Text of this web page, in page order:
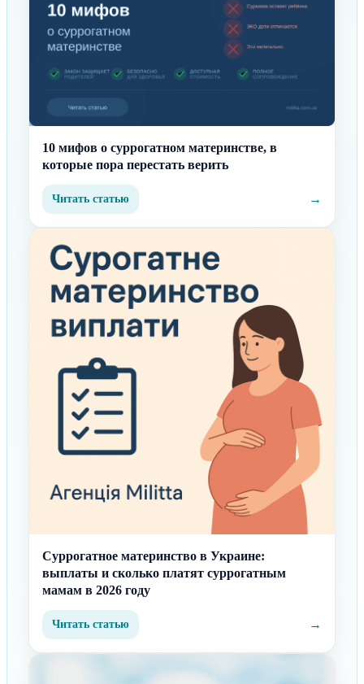
10 мифов о суррогатном материнстве, в
которые пора перестать верить
Читать статью →
Суррогатное материнство в Украине:
выплаты и сколько платят суррогатным
мамам в 2026 году
Читать статью →